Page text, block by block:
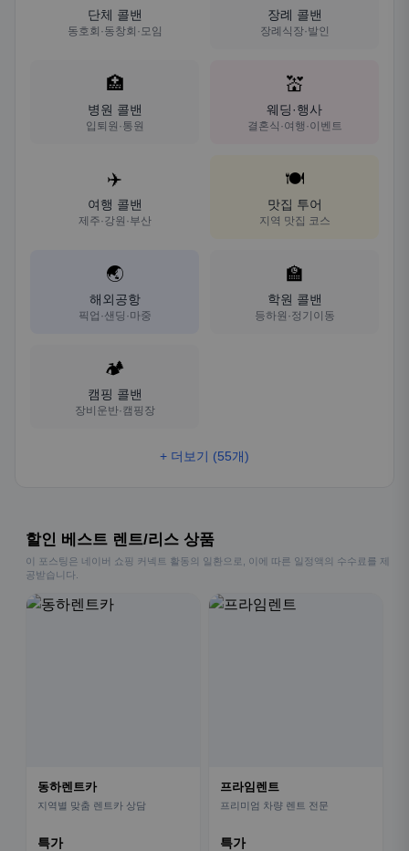
단체 콜밴
동호회·동창회·모임
장례 콜밴
장례식장·발인
🏥
병원 콜밴
입퇴원·통원
💒
웨딩·행사
결혼식·여행·이벤트
✈️
여행 콜밴
제주·강원·부산
🍽️
맛집 투어
지역 맛집 코스
🌏
해외공항
픽업·샌딩·마중
🏫
학원 콜밴
등하원·정기이동
🏕️
캠핑 콜밴
장비운반·캠핑장
+ 더보기 (55개)
할인 베스트 렌트/리스 상품
이 포스팅은 네이버 쇼핑 커넥트 활동의 일환으로, 이에 따른 일정액의 수수료를 제
공받습니다.
동하렌트카
지역별 맞춤 렌트카 상담
특가
프라임렌트
프리미엄 차량 렌트 전문
특가